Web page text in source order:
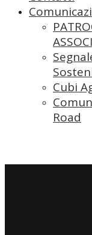
Cubi
Road